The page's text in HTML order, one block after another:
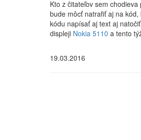
Kto z čitateľov sem
bude môcť natrafiť aj na
kódu napísať aj text aj
displeji Nokia 5110 a tento
19.03.2016